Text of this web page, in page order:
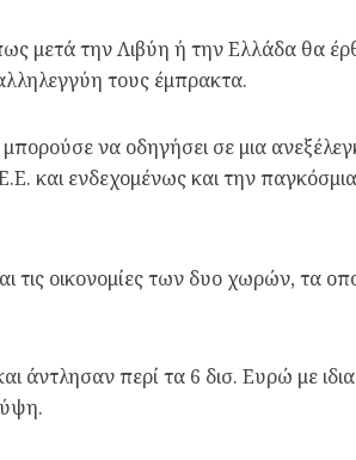
μετά την Λιβύη ή την Ελλάδα θα
τους έμπρακτα.
να οδηγήσει σε μια
και ενδεχομένως και την
τις οικονομίες των δυο χωρών, τα
άντλησαν περί τα 6 δισ. Ευρώ με